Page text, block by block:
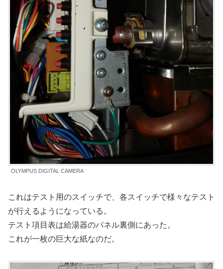
OLYMPUS DIGITAL CAMERA
これはテスト用のスイッチで、各スイッチで様々なテスト
が行えるようになっている。
テスト項目表は給湯器のパネル裏側にあった。
これが一枚の巨大な紙なのだ。